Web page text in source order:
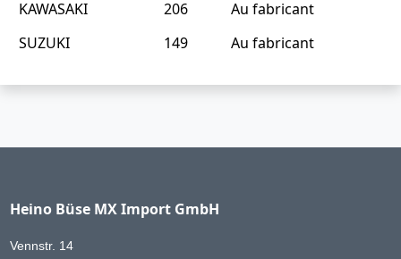
KAWASAKI 206
Au fabricant
SUZUKI
149 Au fabricant
Heino Büse MX Import GmbH
Vennstr. 14